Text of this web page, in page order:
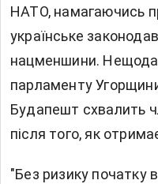
НАТО, намагаючись
українське
нацменшини.
парламенту
Будапешт схвалить
після того, як
"Без ризику початку